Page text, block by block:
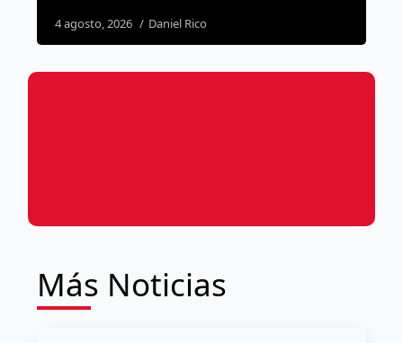
4 agosto, 2026 Susana Ramos
Más Noticias